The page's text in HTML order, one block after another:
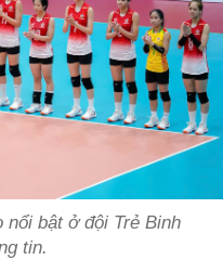
bật ở đội Trẻ Binh
tin.